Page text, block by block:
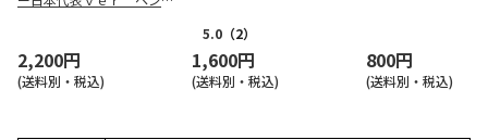
2,200円
(送料別・税込)
5.0 （2）
1,600円
(送料別・税込)
800円
(送料別・税込)